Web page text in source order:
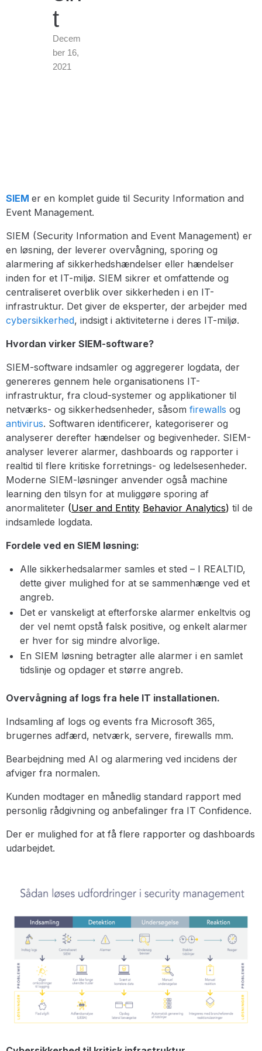
t
Decem
Ber 16,
2021
SIEM er en komplet guide til Security Information and
Event Management.
SIEM (Security Information and Event Management) er
en løsning, der leverer overvågning, sporing og
alarmering af sikkerhedshændelser eller hændelser
inden for et IT-miljø. SIEM sikrer et omfattende og
centraliseret overblik over sikkerheden i en IT-
infrastruktur. Det giver de eksperter, der arbejder med
cybersikkerhed, indsigt i aktiviteterne i deres IT-miljø.
Hvordan virker SIEM-software?
SIEM-software indsamler og aggregerer logdata, der
genereres gennem hele organisationens IT-
infrastruktur, fra cloud-systemer og applikationer til
netværks- og sikkerhedsenheder, såsom firewalls og
antivirus. Softwaren identificerer, kategoriserer og
analyserer derefter hændelser og begivenheder. SIEM-
analyser leverer alarmer, dashboards og rapporter i
realtid til flere kritiske forretnings- og ledelsesenheder.
Moderne SIEM-løsninger anvender også machine
learning den tilsyn for at muliggøre sporing af
anormaliteter (User and Entity Behavior Analytics) til de
indsamlede logdata.
Fordele ved en SIEM løsning:
Alle sikkerhedsalarmer samles et sted – I REALTID,
dette giver mulighed for at se sammenhænge ved et
angreb.
Det er vanskeligt at efterforske alarmer enkeltvis og
der vel nemt opstå falsk positive, og enkelt alarmer
er hver for sig mindre alvorlige.
En SIEM løsning betragter alle alarmer i en samlet
tidslinje og opdager et større angreb.
Overvågning af logs fra hele IT installationen.
Indsamling af logs og events fra Microsoft 365,
brugernes adfærd, netværk, servere, firewalls mm.
Bearbejdning med AI og alarmering ved incidens der
afviger fra normalen.
Kunden modtager en månedlig standard rapport med
personlig rådgivning og anbefalinger fra IT Confidence.
Der er mulighed for at få flere rapporter og dashboards
udarbejdet.